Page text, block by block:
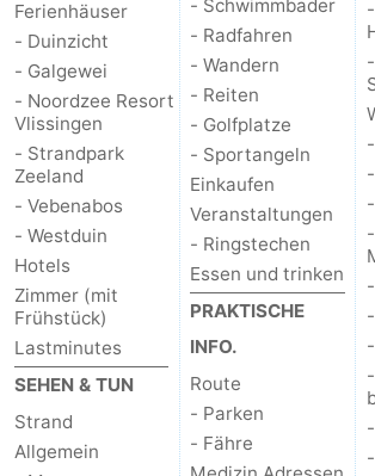
Ferienhäuser
- Duinzicht
- Galgewei
- Noordzee Resort
Vlissingen
- Strandpark
Zeeland
- Vebenabos
- Westduin
Hotels
Zimmer (mit
Frühstück)
Lastminutes
SEHEN & TUN
Strand
Allgemein
- Schwimmbader
- Radfahren
- Wandern
- Reiten
- Golfplatze
- Sportangeln
Einkaufen
Veranstaltungen
- Ringstechen
Essen und trinken
PRAKTISCHE
INFO.
Route
- Parken
- Fähre